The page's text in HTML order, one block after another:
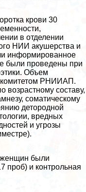
крови 30
в отделении
НИИ акушерства и
информированное
были проведены при
Объем
комитетом РНИИАП.
составу,
соматическому
детородной
вредных
и угрозы
женщин были
проб) и контрольная